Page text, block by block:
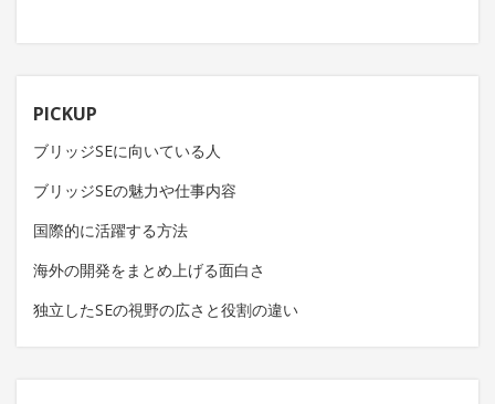
PICKUP
ブリッジSEに向いている人
ブリッジSEの魅力や仕事内容
国際的に活躍する方法
海外の開発をまとめ上げる面白さ
独立したSEの視野の広さと役割の違い